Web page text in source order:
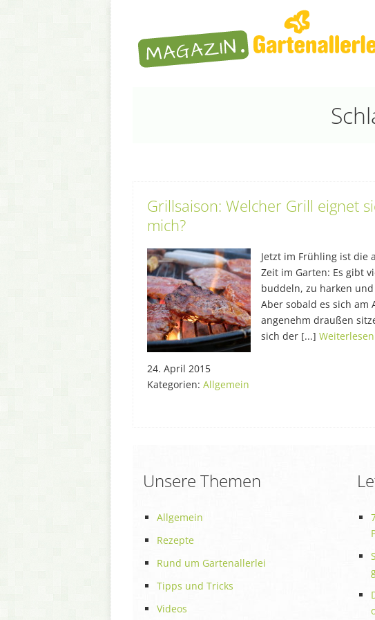
Grillsaison: Welcher Grill eignet
mich?
Jetzt im Frühling ist die
Zeit im Garten: Es gibt
buddeln, zu harken
Aber sobald es sich am
angenehm draußen
sich der [...] Weiterlesen
24. April 2015
Kategorien: Allgemein
Unsere Themen
Allgemein
Rezepte
Rund um Gartenallerlei
Tipps und Tricks
Videos